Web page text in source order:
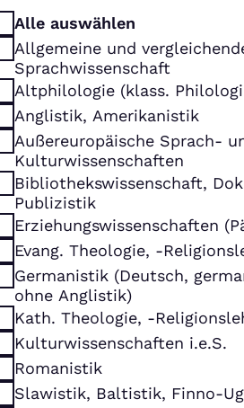
Alle auswählen
Allgemeine und
Sprachwissenschaft
Altphilologie (klass.
Anglistik, Amerikanistik
Außereuropäische Sprach-
Kulturwissenschaften
Bibliothekswissenschaft,
Publizistik
Erziehungswissenschaften
Evang. Theologie, -
Germanistik (Deutsch,
ohne Anglistik)
Kath. Theologie, -
Kulturwissenschaften i.e.S.
Romanistik
Slawistik, Baltistik, Finno-